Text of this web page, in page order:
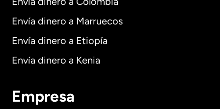
Envía dinero a Marruecos
Envía dinero a Etiopía
Envía dinero a Kenia
Empresa